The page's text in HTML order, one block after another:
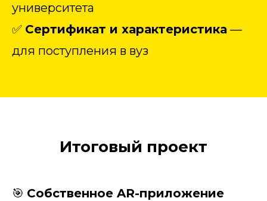
университета
✅ Сертификат и характеристика —
для поступления в вуз
Итоговый проект
🎯 Собственное AR-приложение